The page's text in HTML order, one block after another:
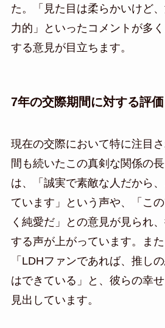
た。「見た目は柔らかいけど
力的」といったコメントが多
する意見が目立ちます。
7年の交際期間に対する評価
現在の交際において特に注目
間も続いたこの真剣な関係の
は、「誠実で素敵な人だから
ています」という声や、「こ
く純愛だ」との意見が見られ
する声が上がっています。ま
「LDHファンであれば、推し
はできている」と、彼らの幸
見出しています。